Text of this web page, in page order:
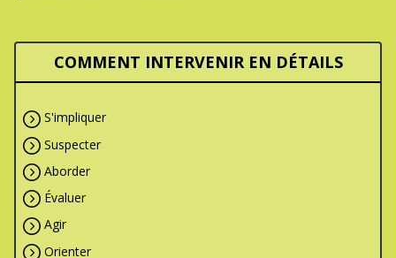
COMMENT INTERVENIR EN DÉTAILS
S'impliquer
Suspecter
Aborder
Évaluer
Agir
Orienter